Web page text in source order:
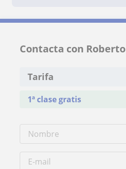
Contacta con Roberto
Tarifa
1ª clase gratis